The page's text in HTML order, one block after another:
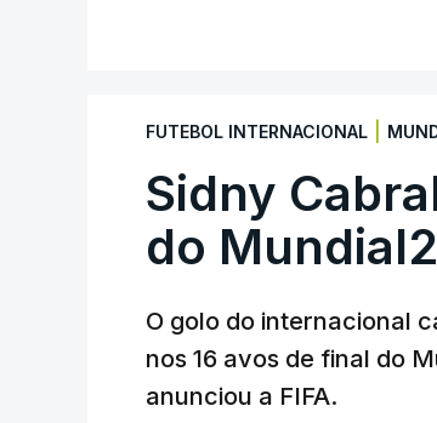
FUTEBOL INTERNACIONAL
Sidny
do
O golo do internacional
nos 16 avos de final do
anunciou a FIFA.